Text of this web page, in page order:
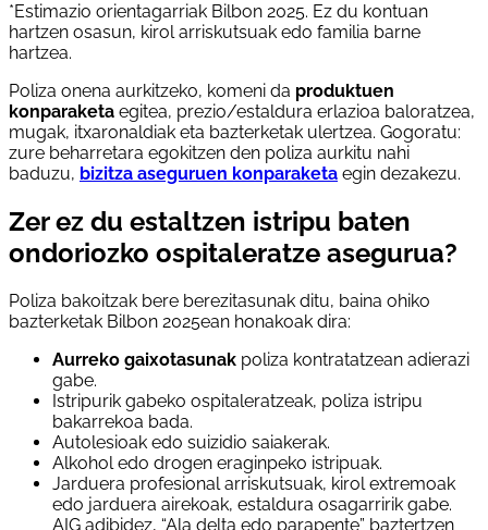
*Estimazio orientagarriak Bilbon 2025. Ez du kontuan
hartzen osasun, kirol arriskutsuak edo familia barne
hartzea.
Poliza onena aurkitzeko, komeni da produktuen
konparaketa egitea, prezio/estaldura erlazioa baloratzea,
mugak, itxaronaldiak eta bazterketak ulertzea. Gogoratu:
zure beharretara egokitzen den poliza aurkitu nahi
baduzu, bizitza aseguruen konparaketa egin dezakezu.
Zer ez du estaltzen istripu baten
ondoriozko ospitaleratze asegurua?
Poliza bakoitzak bere berezitasunak ditu, baina ohiko
bazterketak Bilbon 2025ean honakoak dira:
Aurreko gaixotasunak poliza kontratatzean adierazi
gabe.
Istripurik gabeko ospitaleratzeak, poliza istripu
bakarrekoa bada.
Autolesioak edo suizidio saiakerak.
Alkohol edo drogen eraginpeko istripuak.
Jarduera profesional arriskutsuak, kirol extremoak
edo jarduera airekoak, estaldura osagarririk gabe.
AIG adibidez, “Ala delta edo parapente” baztertzen